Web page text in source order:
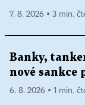
7. 8. 2026 ▪ 3 min.
Banky,
nové sankce
6. 8. 2026 ▪ 1 min.